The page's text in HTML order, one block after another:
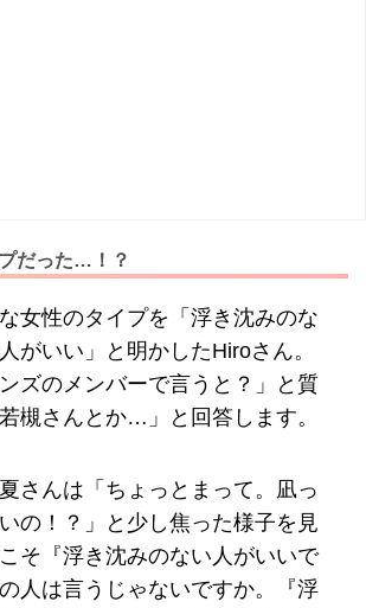
だった…！？
女性のタイプを「浮き沈みのな
がいい」と明かしたHiroさん。
ンズのメンバーで言うと？」と質
槻さんとか…」と回答します。
さんは「ちょっとまって。凪っ
の！？」と少し焦った様子を見
そ『浮き沈みのない人がいいで
人は言うじゃないですか。『浮